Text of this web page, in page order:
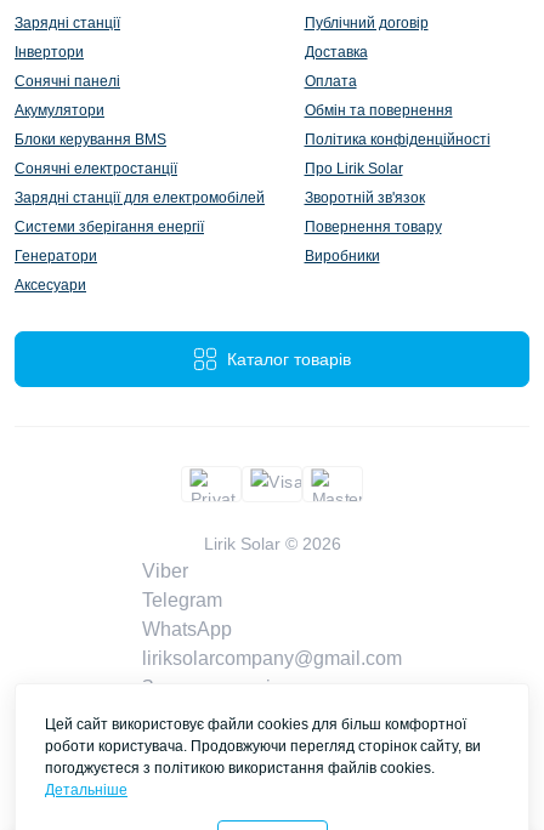
Зарядні станції
Інвертори
Сонячні панелі
Акумулятори
Блоки керування BMS
Сонячні електростанції
Зарядні станції для електромобілей
Системи зберігання енергії
Генератори
Аксесуари
Публічний договір
Доставка
Оплата
Обмін та повернення
Політика конфіденційності
Про Lirik Solar
Зворотній зв'язок
Повернення товару
Виробники
Каталог товарів
Lirik Solar © 2026
Viber
Telegram
WhatsApp
liriksolarcompany@gmail.com
Замовити дзвінок
Контакти
Цей сайт використовує файли cookies для більш комфортної
роботи користувача. Продовжуючи перегляд сторінок сайту, ви
погоджуєтеся з політикою використання файлів cookies.
Детальніше